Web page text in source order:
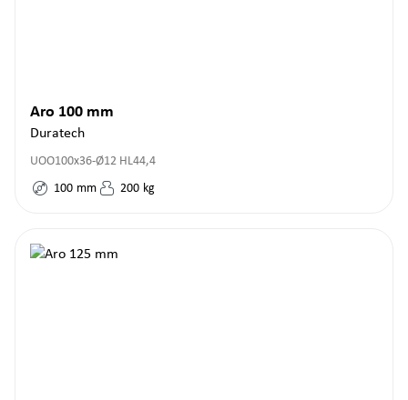
Aro 100 mm
Duratech
UOO100x36-Ø12 HL44,4
100 mm 200 kg